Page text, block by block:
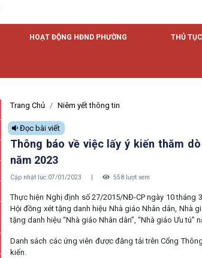
HOẠT ĐỘNG HĐND PHƯỜNG THỦ
Trang Chủ Niêm yết thông tin
Đọc bài viết
Thông báo về việc lấy ý kiến thăm
năm 2023
Cập nhật lúc:07/01/2023 558 lượt xem
Thực hiện Nghị định số 27/2015/NĐ-CP ngày 10 tháng
Hội đồng xét tặng danh hiệu Nhà giáo Nhân dân, Nhà
tặng danh hiệu “Nhà giáo Nhân dân”, “Nhà giáo Ưu tú”
Danh sách các ứng viên được đăng tải trên Cổng
kiến.